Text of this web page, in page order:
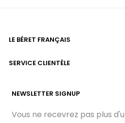
LE BÉRET FRANÇAIS
SERVICE CLIENTÈLE
NEWSLETTER SIGNUP
Vous ne recevrez pas plus